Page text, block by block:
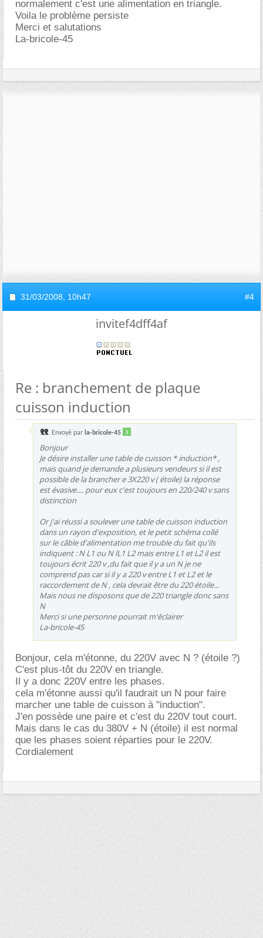
normalement c'est une alimentation en triangle.
Voila le problème persiste
Merci et salutations
La-bricole-45
31/03/2008, 10h47 #4
invitef4dff4af
Re : branchement de plaque
cuisson induction
Envoyé par la-bricole-45
Bonjour
Je désire installer une table de cuisson * induction* ,
mais quand je demande a plusieurs vendeurs si il est
possible de la brancher e 3X220 v ( étoile) la réponse
est évasive.... pour eux c'est toujours en 220/240 v sans
distinction
Or j'ai réussi a soulever une table de cuisson induction
dans un rayon d'exposition, et le petit schéma collé
sur le câble d'alimentation me trouble du fait qu'ils
indiquent : N L1 ou N lL1 L2 mais entre L1 et L2 il est
toujours écrit 220 v ,du fait que il y a un N je ne
comprend pas car si il y a 220 v entre L1 et L2 et le
raccordement de N , cela devrait être du 220 étoile...
Mais nous ne disposons que de 220 triangle donc sans
N
Merci si une personne pourrait m'éclairer
La-bricole-45
Bonjour, cela m'étonne, du 220V avec N ? (étoile ?)
C'est plus-tôt du 220V en triangle.
Il y a donc 220V entre les phases.
cela m'étonne aussi qu'il faudrait un N pour faire
marcher une table de cuisson à "induction".
J'en possède une paire et c'est du 220V tout court.
Mais dans le cas du 380V + N (étoile) il est normal
que les phases soient réparties pour le 220V.
Cordialement